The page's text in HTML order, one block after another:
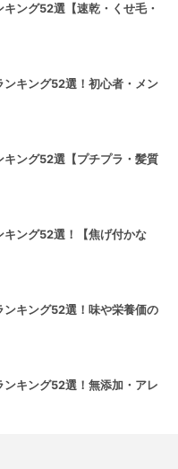
ング52選【速乾・くせ毛・
キング52選！初心者・メン
ング52選【プチプラ・髪質
キング52選！【焦げ付かな
ンキング52選！味や栄養価の
ンキング52選！無添加・アレ